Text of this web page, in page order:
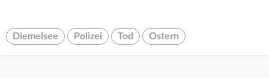
Diemelsee Polizei Tod Ostern